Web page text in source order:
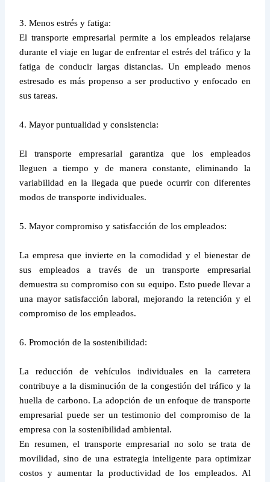
3. Menos estrés y fatiga:
El transporte empresarial permite a los empleados relajarse
durante el viaje en lugar de enfrentar el estrés del tráfico y la
fatiga de conducir largas distancias. Un empleado menos
estresado es más propenso a ser productivo y enfocado en
sus tareas.
4. Mayor puntualidad y consistencia:
El transporte empresarial garantiza que los empleados
lleguen a tiempo y de manera constante, eliminando la
variabilidad en la llegada que puede ocurrir con diferentes
modos de transporte individuales.
5. Mayor compromiso y satisfacción de los empleados:
La empresa que invierte en la comodidad y el bienestar de
sus empleados a través de un transporte empresarial
demuestra su compromiso con su equipo. Esto puede llevar a
una mayor satisfacción laboral, mejorando la retención y el
compromiso de los empleados.
6. Promoción de la sostenibilidad:
La reducción de vehículos individuales en la carretera
contribuye a la disminución de la congestión del tráfico y la
huella de carbono. La adopción de un enfoque de transporte
empresarial puede ser un testimonio del compromiso de la
empresa con la sostenibilidad ambiental.
En resumen, el transporte empresarial no solo se trata de
movilidad, sino de una estrategia inteligente para optimizar
costos y aumentar la productividad de los empleados. Al